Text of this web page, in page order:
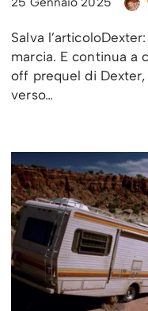
Salva
marcia. E continua a
off prequel di
verso…